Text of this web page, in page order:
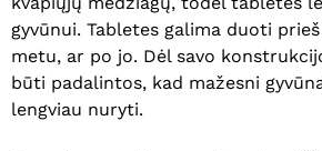
gyvūnui. Tabletes galima duoti
metu, ar po jo. Dėl savo
būti padalintos, kad mažesni
lengviau nuryti.